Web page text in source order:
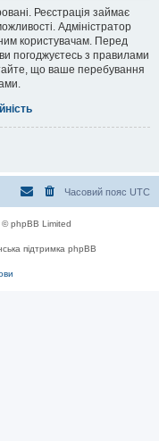
Реєстрація займає
Адміністратор
користувачам. Перед
погоджуєтесь з правилами
що ваше перебування
Часовий пояс UTC
phpBB Limited
підтримка phpBB